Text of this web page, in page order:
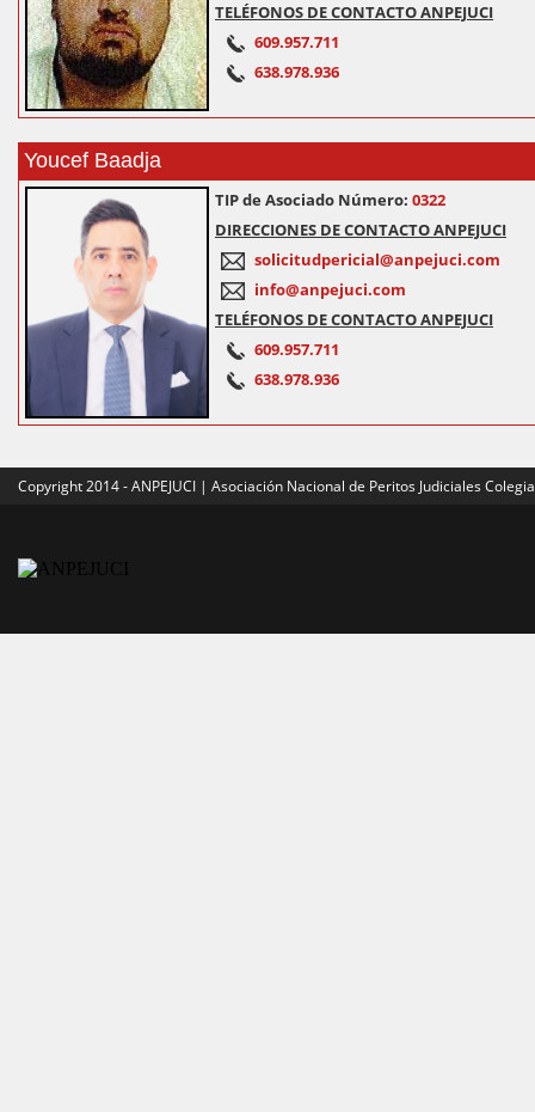
TELÉFONOS DE CONTACTO ANPEJUCI
609.957.711
638.978.936
Youcef Baadja
TIP de Asociado Número: 0322
DIRECCIONES DE CONTACTO ANPEJUCI
solicitudpericial@anpejuci.com
info@anpejuci.com
TELÉFONOS DE CONTACTO ANPEJUCI
609.957.711
638.978.936
Copyright 2014 - ANPEJUCI | Asociación Nacional de Peritos Judiciales